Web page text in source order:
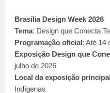
Brasília Design Week 2026
Tema: Design que Conecta
Programação oficial: Até 14
Exposição Design que
julho de 2026
Local da exposição principal
Indígenas